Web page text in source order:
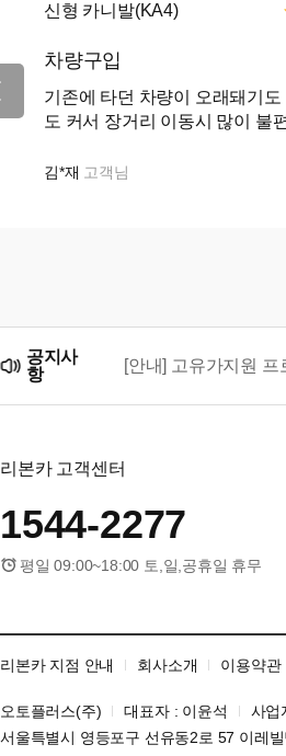
신형 카니발(KA4)
차량구입
기존에 타던 차량이 오래돼기
도 커서 장거리 이동시 많이 불
준히 매물검색 해왔으나 마땅
김*재 고객님
공지사
항
[안내] 고유가지원
리본카 고객센터
1544-2277
평일 09:00~18:00 토,일,공휴일 휴무
리본카 지점 안내 회사소개 이용약관
오토플러스(주) 대표자 : 이윤석 사업
서울특별시 영등포구 선유동2로 57 이레